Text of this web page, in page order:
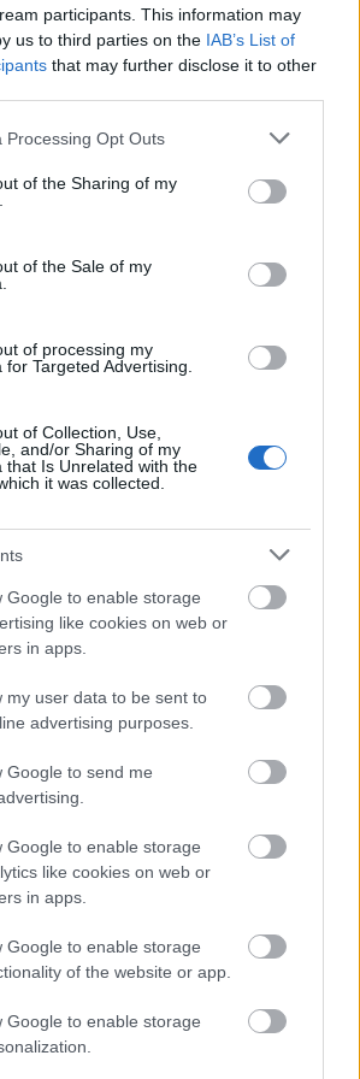
participants. This information may
us to third parties on the IAB’s List of
that may further disclose it to other
website/app uses one or more Google
or usage behaviour. You may click to
to Google and its third-party tags to
specified purposes in below Google
Processing Opt Outs
of the Sharing of my
of the Sale of my
of processing my
Targeted Advertising.
of Collection, Use,
and/or Sharing of my
that Is Unrelated with the
it was collected.
Google to enable storage
like cookies on web or
in apps.
my user data to be sent to
advertising purposes.
Google to send me
Google to enable storage
like cookies on web or
in apps.
Google to enable storage
of the website or app.
Google to enable storage
hogy élményt adjak és segítsek a
nem akartam tanár lenni.
így?
Filmmel foglalkoztam, és már a
az volt a mániám, hogy a
médiát is kéne tanítani. Ez a
még nem létezett. A
filmtörténetet tanítsak. Amikor
hirtelen drámatanár nélkül
nyomott egy Gabnai-, illetve
Ősszel már drámát tanítottam:
nemcsak tanár nem akartam
is nagyon távol állt tőlem:
voltak középiskolás
túl sok olyan előadást
megfelelt annak, amit
nevez. Egyetemista
beleszeretni a kaposvári és a
de a mai napig gyűlölöm azt a
vesz tudomást a saját valódi
eltartásából születik, és ami
ismételgetésében teljesedik
a korosztályt szólítsam meg,
készül előadás egyébként, és
a kollégáimmal együtt, hogy
komolyan vesszük őket. Nem
provokálunk, nem alámegyünk,
csak lehet „fölemeljük a lécet".
felnőtt előadást?
Ezek az előadások felnőtteknek
a határon
Istentelen